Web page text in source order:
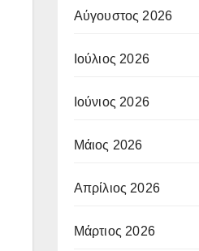
Αύγουστος 2026
Ιούλιος 2026
Ιούνιος 2026
Μάιος 2026
Απρίλιος 2026
Μάρτιος 2026